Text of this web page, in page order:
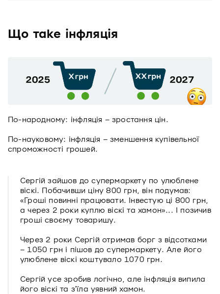
Що таке інфляція
По-народному: інфляція – зростання цін.
По-науковому: інфляція – зменшення купівельної
спроможності грошей.
Сергій зайшов до супермаркету по улюблене
віскі. Побачивши ціну 800 грн, він подумав:
«Гроші повинні працювати. Інвестую ці 800 грн,
а через 2 роки куплю віскі та хамон»... І позичив
гроші своєму товаришу.
Через 2 роки Сергій отримав борг з відсотками
– 1050 грн і пішов до супермаркету. Але його
улюблене віскі коштувало 1070 грн.
Сергій усе зробив логічно, але інфляція випила
його віскі та з'їла уявний хамон.